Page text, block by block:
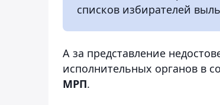
списков избирателей
А за представление
исполнительных органов в
МРП.